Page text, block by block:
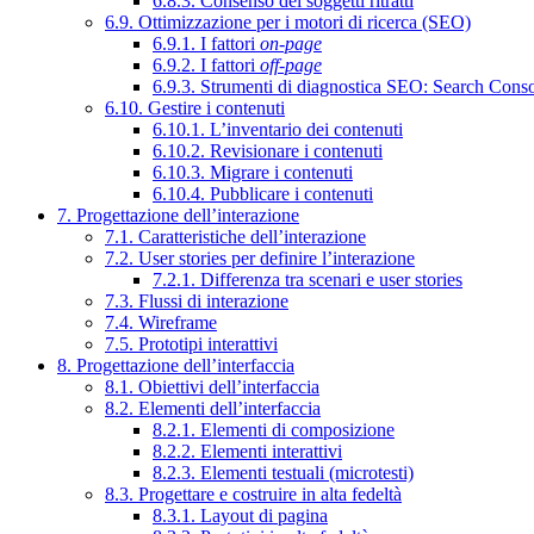
6.9. Ottimizzazione per i motori di ricerca (SEO)
6.9.1. I fattori on-page
6.9.2. I fattori off-page
6.9.3. Strumenti di diagnostica SEO: Search
6.10. Gestire i contenuti
6.10.1. L’inventario dei contenuti
6.10.2. Revisionare i contenuti
6.10.3. Migrare i contenuti
6.10.4. Pubblicare i contenuti
7. Progettazione dell’interazione
7.1. Caratteristiche dell’interazione
7.2. User stories per definire l’interazione
7.2.1. Differenza tra scenari e user stories
7.3. Flussi di interazione
7.4. Wireframe
7.5. Prototipi interattivi
8. Progettazione dell’interfaccia
8.1. Obiettivi dell’interfaccia
8.2. Elementi dell’interfaccia
8.2.1. Elementi di composizione
8.2.2. Elementi interattivi
8.2.3. Elementi testuali (microtesti)
8.3. Progettare e costruire in alta fedeltà
8.3.1. Layout di pagina